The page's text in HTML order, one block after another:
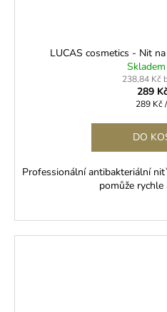
LUCAS cosmetics - Nit
Skladem
238,84 Kč
289
Měrná
289 Kč
DO
Professionální antibakteriální
pomůže rychle